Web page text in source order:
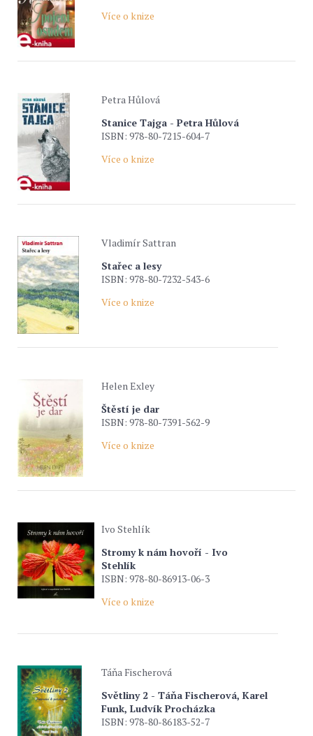
Více o knize
Petra Hůlová
Stanice Tajga - Petra Hůlová
ISBN: 978-80-7215-604-7
Více o knize
Vladimír Sattran
Stařec a lesy
ISBN: 978-80-7232-543-6
Více o knize
Helen Exley
Štěstí je dar
ISBN: 978-80-7391-562-9
Více o knize
Ivo Stehlík
Stromy k nám hovoří - Ivo
Stehlík
ISBN: 978-80-86913-06-3
Více o knize
Táňa Fischerová
Světliny 2 - Táňa Fischerová, Karel
Funk, Ludvík Procházka
ISBN: 978-80-86183-52-7